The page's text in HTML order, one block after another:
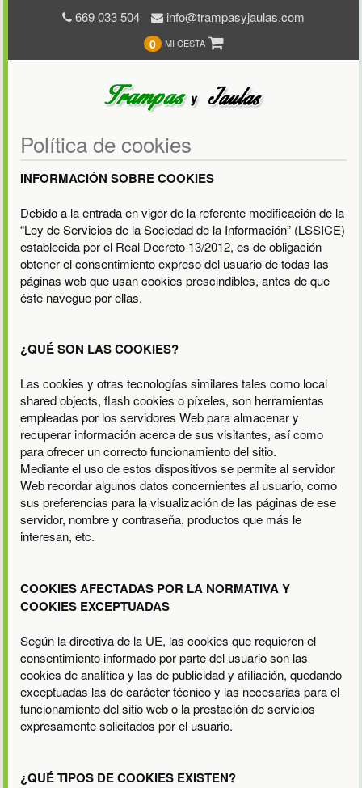
669 033 504 info@trampasyjaulas.com
0 MI CESTA
Política de cookies
INFORMACIÓN SOBRE COOKIES
Debido a la entrada en vigor de la referente modificación de la
“Ley de Servicios de la Sociedad de la Información” (LSSICE)
establecida por el Real Decreto 13/2012, es de obligación
obtener el consentimiento expreso del usuario de todas las
páginas web que usan cookies prescindibles, antes de que
éste navegue por ellas.
¿QUÉ SON LAS COOKIES?
Las cookies y otras tecnologías similares tales como local
shared objects, flash cookies o píxeles, son herramientas
empleadas por los servidores Web para almacenar y
recuperar información acerca de sus visitantes, así como
para ofrecer un correcto funcionamiento del sitio.
Mediante el uso de estos dispositivos se permite al servidor
Web recordar algunos datos concernientes al usuario, como
sus preferencias para la visualización de las páginas de ese
servidor, nombre y contraseña, productos que más le
interesan, etc.
COOKIES AFECTADAS POR LA NORMATIVA Y
COOKIES EXCEPTUADAS
Según la directiva de la UE, las cookies que requieren el
consentimiento informado por parte del usuario son las
cookies de analítica y las de publicidad y afiliación, quedando
exceptuadas las de carácter técnico y las necesarias para el
funcionamiento del sitio web o la prestación de servicios
expresamente solicitados por el usuario.
¿QUÉ TIPOS DE COOKIES EXISTEN?